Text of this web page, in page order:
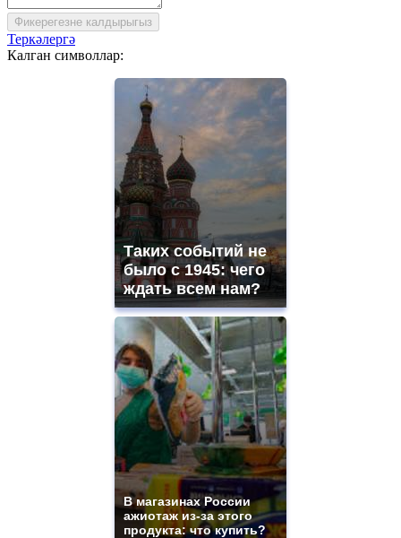
Фикерегезне калдырыгыз
Теркәлергә
Калган символлар:
Таких событий не
было с 1945: чего
ждать всем нам?
В магазинах России
ажиотаж из-за этого
продукта: что купить?